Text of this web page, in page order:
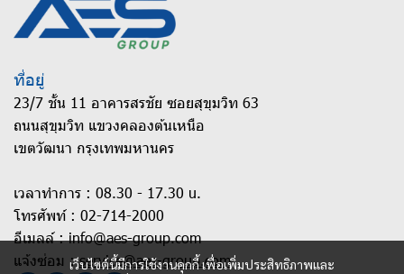
เว็บไซต์นี้มีการใช้งานคุกกี้ เพื่อเพิ่มประสิทธิภาพและ
ที่อยู่
23/7 ชั้น 11 อาคารสรชัย ซอยสุขุมวิท 63
ถนนสุขุมวิท แขวงคลองต้นเหนือ
เขตวัฒนา กรุงเทพมหานคร
เวลาทำการ : 08.30 - 17.30 u.
โทรศัพท์ : 02-714-2000
อีเมลล์ :info@aes-group.com
แจ้งซ่อม :service@aes-group.com